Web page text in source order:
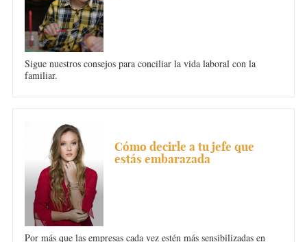
Sigue nuestros consejos para conciliar la vida laboral con la
familiar.
Cómo decirle a tu jefe que
estás embarazada
Por más que las empresas cada vez estén más sensibilizadas en